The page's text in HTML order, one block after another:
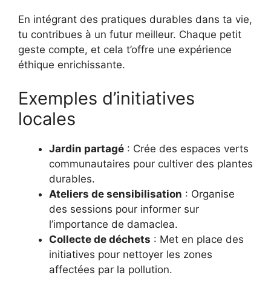
En intégrant des pratiques durables dans ta vie,
tu contribues à un futur meilleur. Chaque petit
geste compte, et cela t’offre une expérience
éthique enrichissante.
Exemples d’initiatives
locales
Jardin partagé : Crée des espaces verts
communautaires pour cultiver des plantes
durables.
Ateliers de sensibilisation : Organise
des sessions pour informer sur
l’importance de damaclea.
Collecte de déchets : Met en place des
initiatives pour nettoyer les zones
affectées par la pollution.